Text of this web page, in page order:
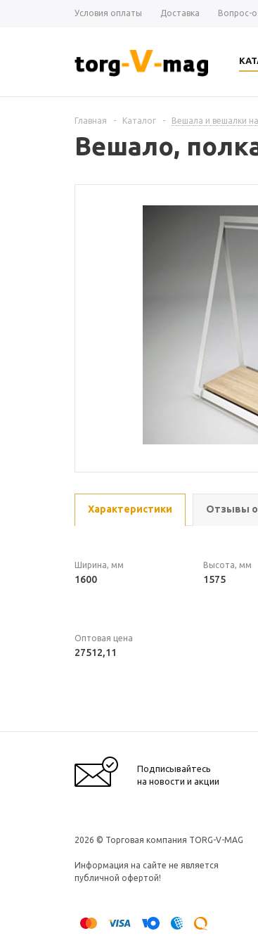
Условия оплаты Доставка Вопрос-
Главная - Каталог - Вешала и вешалки
Вешало,
Характеристики Отзывы о
Ширина, мм
1600
Высота, мм
1575
Оптовая цена
27512,11
Подписывайтесь
на новости и акции
2026 © Торговая компания TORG-V-MAG
Информация на сайте не является
публичной офертой!